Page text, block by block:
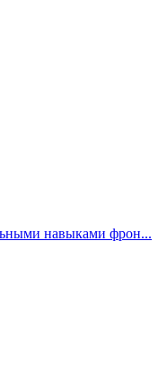
навыками фрон...